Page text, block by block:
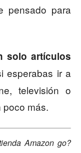
pensado para
solo artículos
esperabas ir a
televisión o
más.
Amazon go?